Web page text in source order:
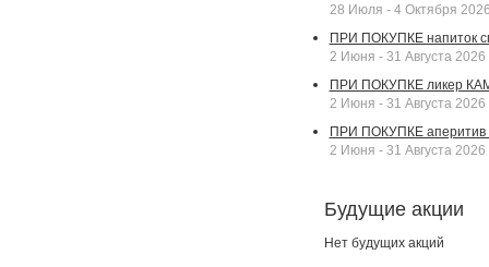
28 Июля - 4 Октября
ПРИ ПОКУПКЕ напиток
2 Июня - 31 Августа 2026
ПРИ ПОКУПКЕ ликер
2 Июня - 31 Августа 2026
ПРИ ПОКУПКЕ аперитив
2 Июня - 31 Августа 2026
Будущие акции
Нет будущих акций